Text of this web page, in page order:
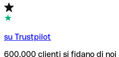
su Trustpilot
600.000 clienti si fidano di noi